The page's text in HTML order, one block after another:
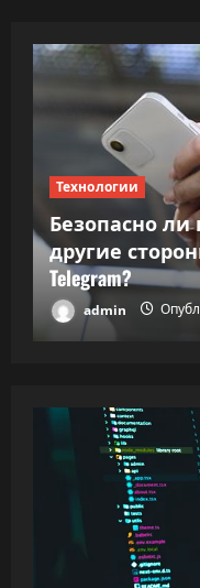
Технологии
Безопасно ли
другие
Telegram?
admin